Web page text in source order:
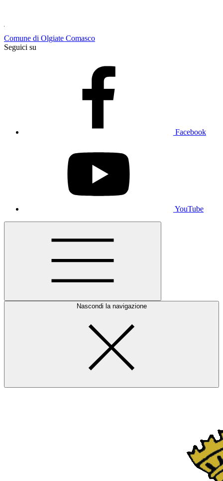
Comune di Olgiate Comasco
Seguici su
Facebook
YouTube
Nascondi la navigazione